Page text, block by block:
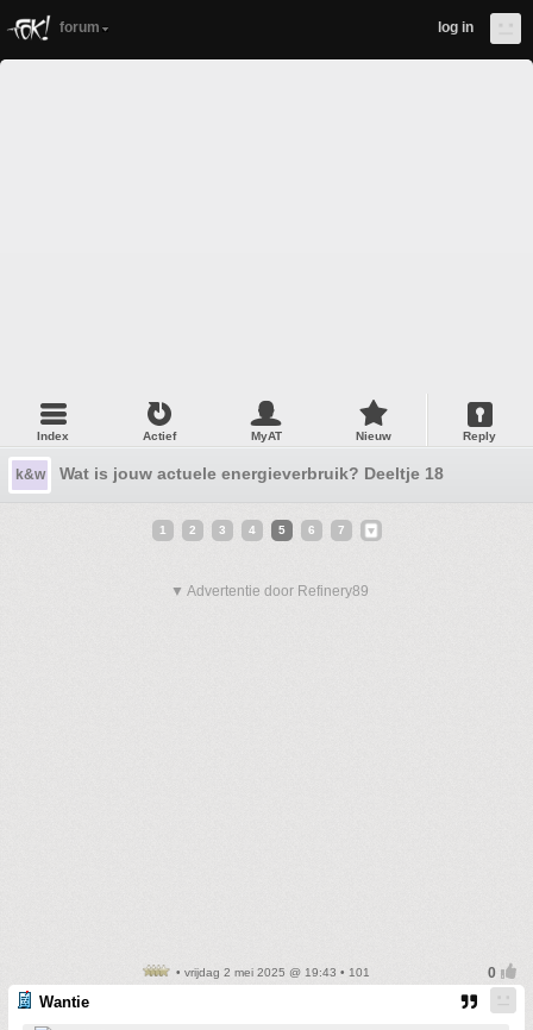
forum log in
Index Actief MyAT Nieuw Reply
k&w Wat is jouw actuele energieverbruik? Deeltje 18
1 2 3 4 5 6 7
▼ Advertentie door Refinery89
• vrijdag 2 mei 2025 @ 19:43 • 101
Wantie